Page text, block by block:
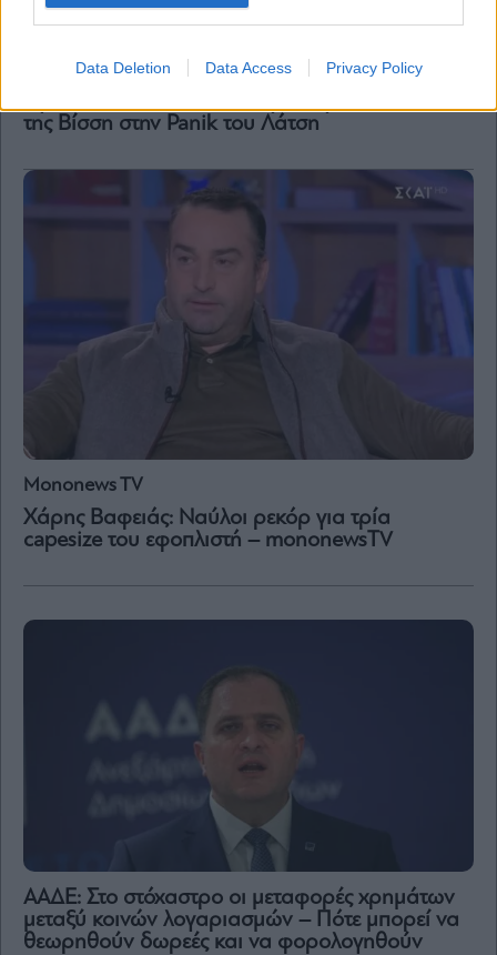
Data Deletion Data Access Privacy Policy
Το δόγμα του Sell Trigger στις μετοχές, η
Metlen, η Πιτταούλη και η Safra Bank, η ηθική
αυτουργία, ο Φλωρίδης, ο Σκέρτσος, ο
της Βίσση στην Panik του Λάτση
Mononews TV
Χάρης Βαφειάς: Ναύλοι ρεκόρ για τρία
capesize του εφοπλιστή – mononewsTV
ΑΑΔΕ: Στο στόχαστρο οι μεταφορές χρημάτων
μεταξύ κοινών λογαριασμών – Πότε μπορεί να
θεωρηθούν δωρεές και να φορολογηθούν